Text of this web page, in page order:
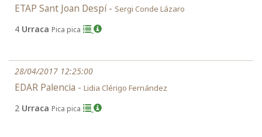
ETAP Sant Joan Despí - Sergi Conde Lázaro
4 Urraca Pica pica
28/04/2017 12:25:00
EDAR Palencia - Lidia Clérigo Fernández
2 Urraca Pica pica